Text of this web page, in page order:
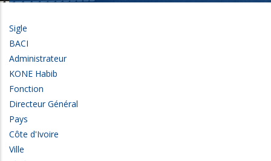
Sigle
BACI
Administrateur
KONE Habib
Fonction
Directeur Général
Pays
Côte d'Ivoire
Ville